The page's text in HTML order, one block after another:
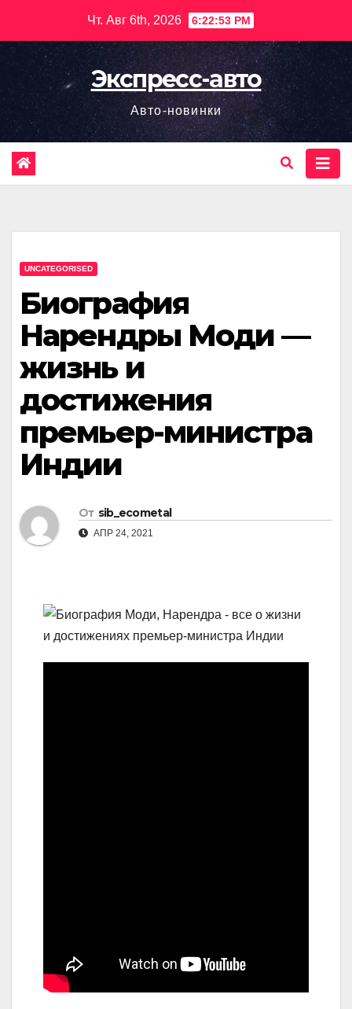
содержимому
Чт. Авг 6th, 2026 6:22:54 PM
Экспресс-авто
Авто-новинки
UNCATEGORISED
Биография
Нарендры Моди —
жизнь и
достижения
премьер-министра
Индии
От sib_ecometal
АПР 24, 2021